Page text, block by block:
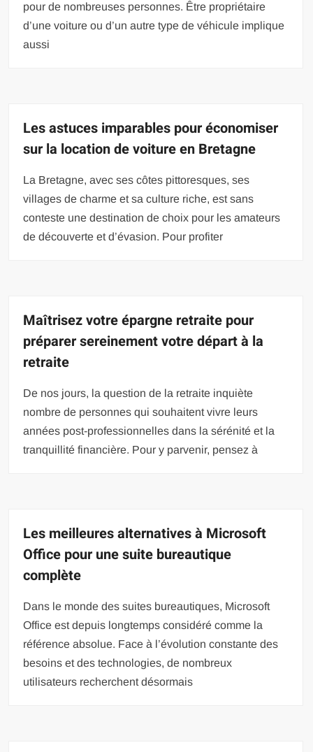
pour de nombreuses personnes. Être propriétaire
d’une voiture ou d’un autre type de véhicule implique
aussi
Les astuces imparables pour économiser
sur la location de voiture en Bretagne
La Bretagne, avec ses côtes pittoresques, ses
villages de charme et sa culture riche, est sans
conteste une destination de choix pour les amateurs
de découverte et d’évasion. Pour profiter
Maîtrisez votre épargne retraite pour
préparer sereinement votre départ à la
retraite
De nos jours, la question de la retraite inquiète
nombre de personnes qui souhaitent vivre leurs
années post-professionnelles dans la sérénité et la
tranquillité financière. Pour y parvenir, pensez à
Les meilleures alternatives à Microsoft
Office pour une suite bureautique
complète
Dans le monde des suites bureautiques, Microsoft
Office est depuis longtemps considéré comme la
référence absolue. Face à l’évolution constante des
besoins et des technologies, de nombreux
utilisateurs recherchent désormais